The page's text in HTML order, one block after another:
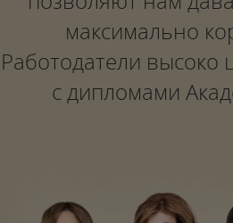
максимально
Работодатели высоко
с дипломами